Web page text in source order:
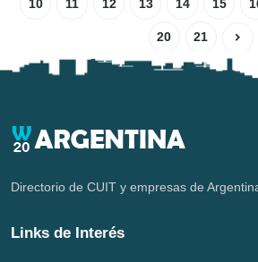
10 11 12 13 14 15
20 21
Directorio de CUIT y empresas de
Links de Interés